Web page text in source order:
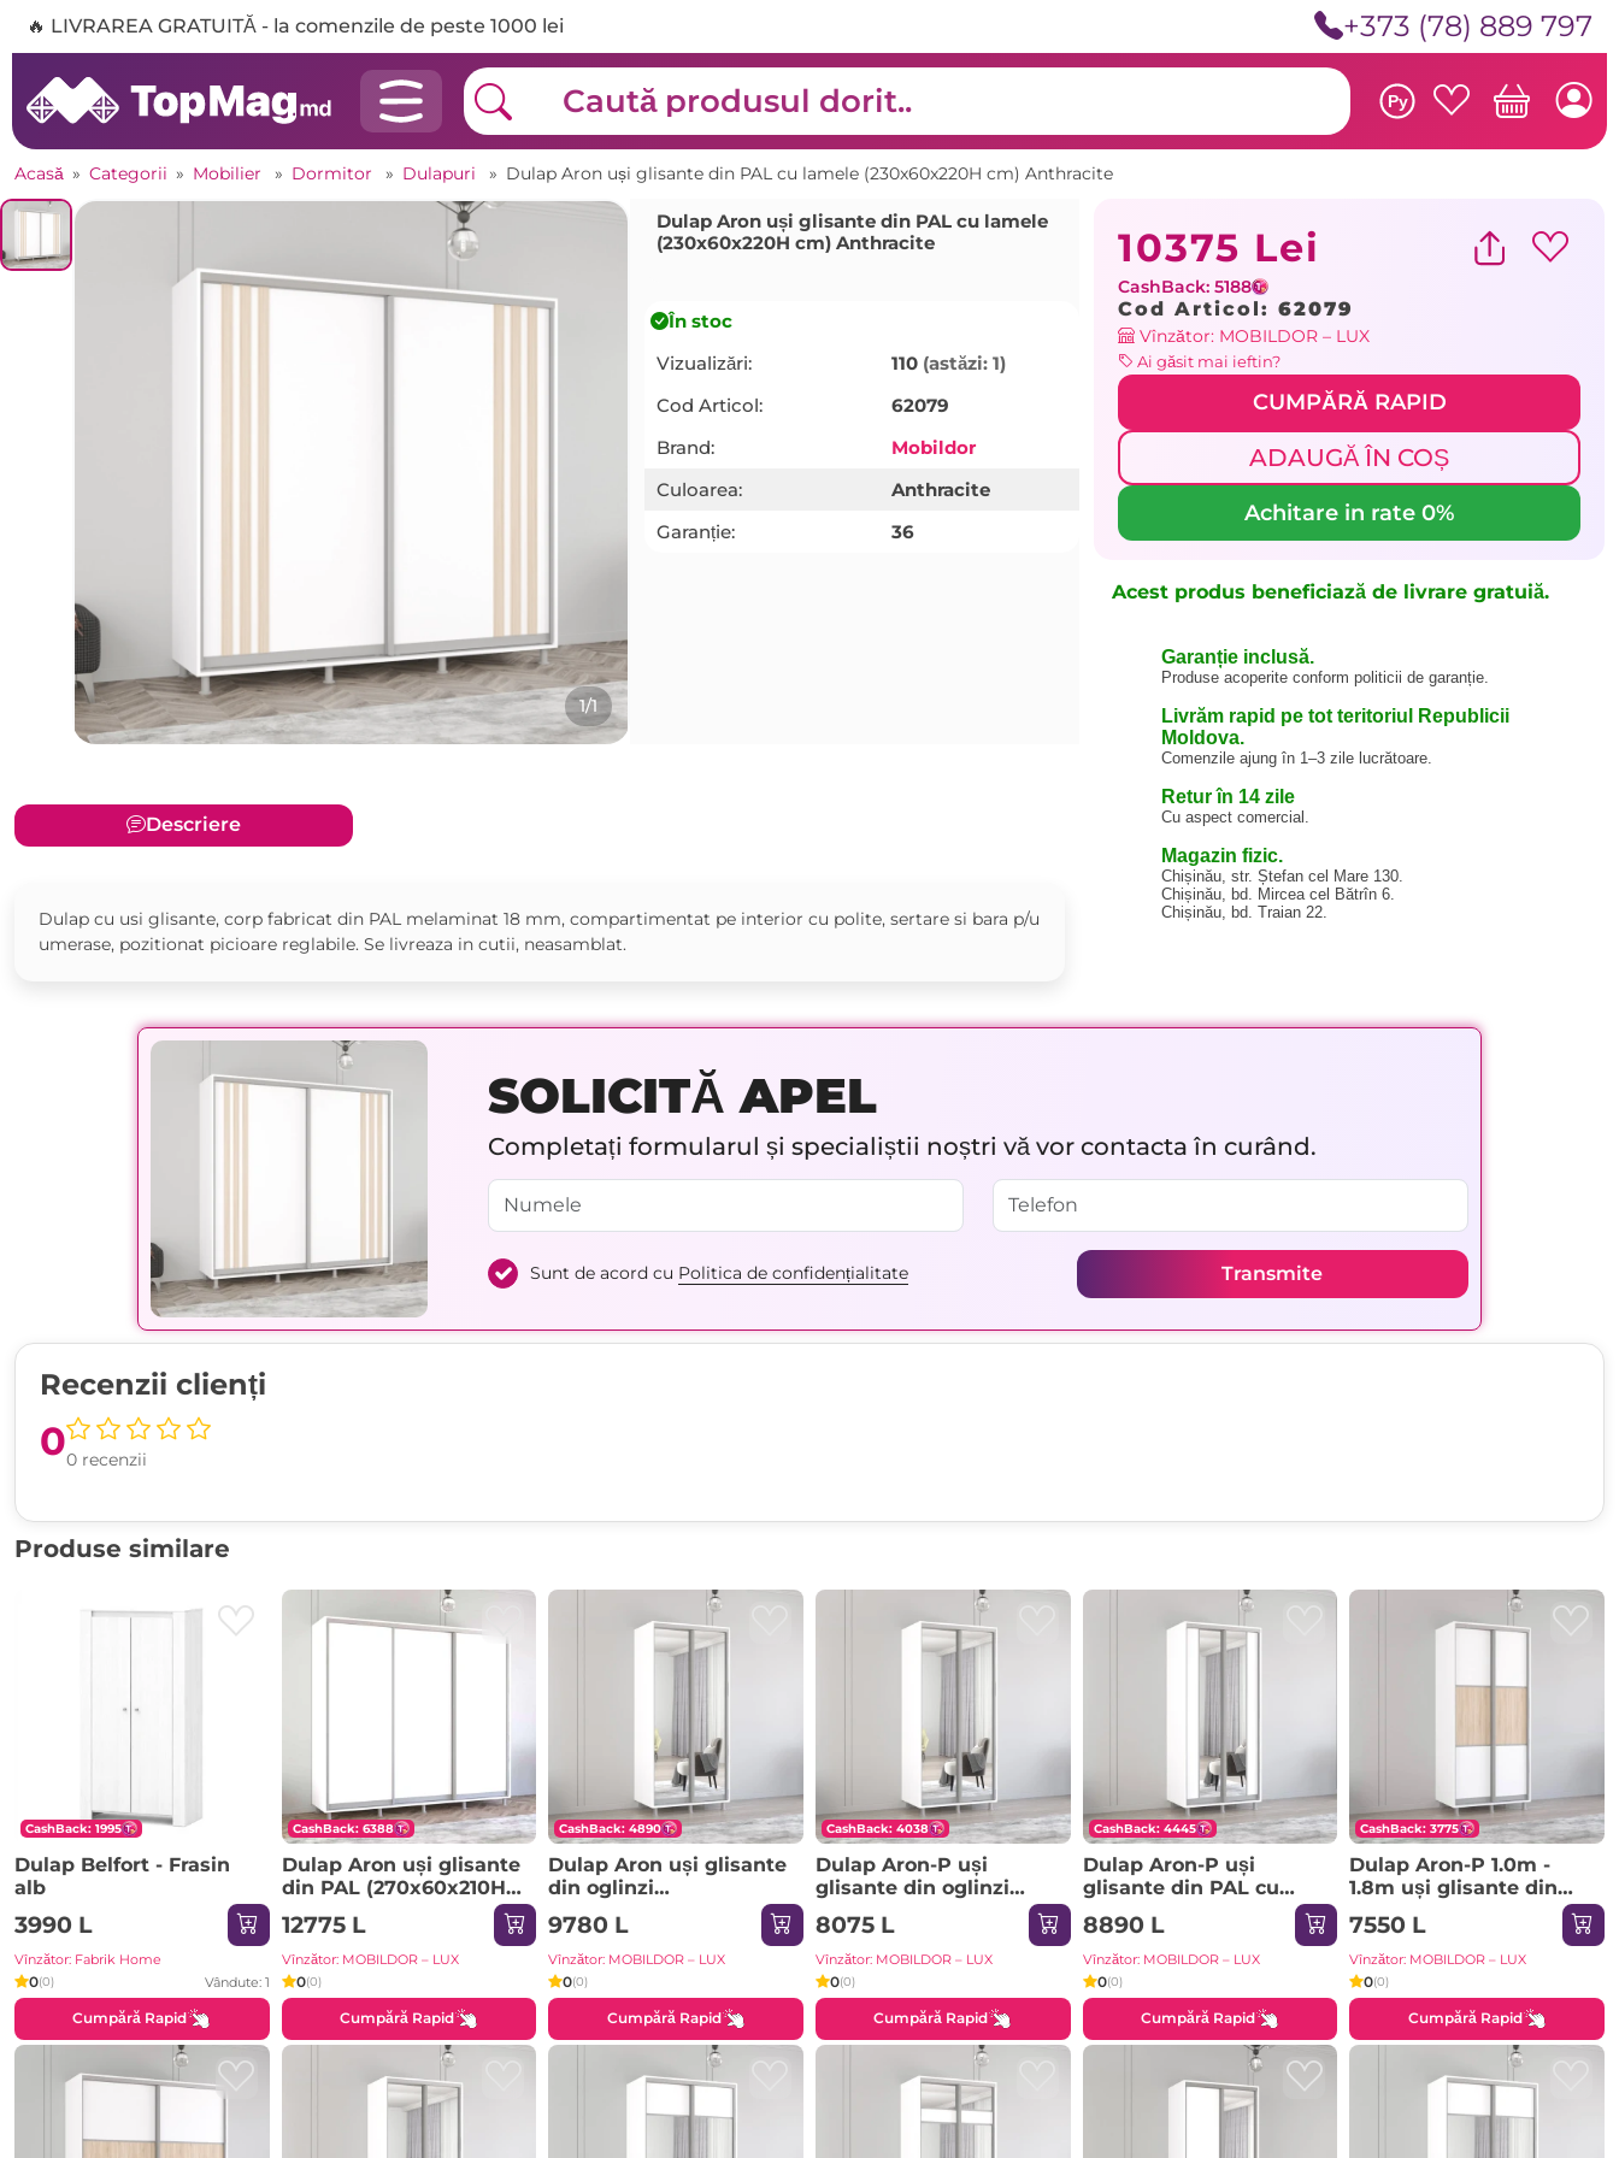
🔥 LIVRAREA GRATUITĂ - la comenzile de peste 1000 lei +373 (78) 889 797
Ру
Acasă » Categorii » Mobilier » Dormitor » Dulapuri » Dulap Aron uși glisante din PAL cu lamele (230x60x220H cm) Anthracite
1/1
Dulap Aron uși glisante din PAL cu lamele
(230x60x220H cm) Anthracite
În stoc
Vizualizări:
110 (astăzi: 1)
Cod Articol:
62079
Brand:
Mobildor
Culoarea:
Anthracite
Garanție:
36
Descriere
Dulap cu usi glisante, corp fabricat din PAL melaminat 18 mm, compartimentat pe interior cu polite, sertare si bara p/u
umerase, pozitionat picioare reglabile. Se livreaza in cutii, neasamblat.
10375 Lei
CashBack: 5188
Cod Articol: 62079
Vînzător: MOBILDOR – LUX
Ai găsit mai ieftin?
CUMPĂRĂ RAPID
ADAUGĂ ÎN COȘ
Achitare in rate 0%
Acest produs beneficiază de livrare gratuiă.
Garanție inclusă.
Produse acoperite conform politicii de garanție.
Livrăm rapid pe tot teritoriul Republicii
Moldova.
Comenzile ajung în 1–3 zile lucrătoare.
Retur în 14 zile
Cu aspect comercial.
Magazin fizic.
Chișinău, str. Ștefan cel Mare 130.
Chișinău, bd. Mircea cel Bătrîn 6.
Chișinău, bd. Traian 22.
SOLICITĂ APEL
Completați formularul și specialiștii noștri vă vor contacta în curând.
Sunt de acord cu Politica de confidențialitate Transmite
Recenzii clienți
00 recenzii
Produse similare
CashBack: 1995
Dulap Belfort - Frasin
alb
3990 L
Vînzător: Fabrik Home
0(0) Vândute: 1
Cumpără Rapid
CashBack: 6388
Dulap Aron uși glisante
din PAL (270x60x210H
cm) Sonoma
12775 L
Vînzător: MOBILDOR – LUX
0(0)
Cumpără Rapid
CashBack: 4890
Dulap Aron uși glisante
din oglinzi
(170x60x240H cm) Alb
brilliant
9780 L
Vînzător: MOBILDOR – LUX
0(0)
Cumpără Rapid
CashBack: 4038
Dulap Aron-P uși
glisante din oglinzi
(130x60x230H cm)
Sonoma
8075 L
Vînzător: MOBILDOR – LUX
0(0)
Cumpără Rapid
CashBack: 4445
Dulap Aron-P uși
glisante din PAL cu
oglindă vertical
(180x60x210H cm)
Sonoma
8890 L
Vînzător: MOBILDOR – LUX
0(0)
Cumpără Rapid
CashBack: 3775
Dulap Aron-P 1.0m -
1.8m uși glisante din
PAL orizontal
(130x60x200H cm)
Sonoma
7550 L
Vînzător: MOBILDOR – LUX
0(0)
Cumpără Rapid